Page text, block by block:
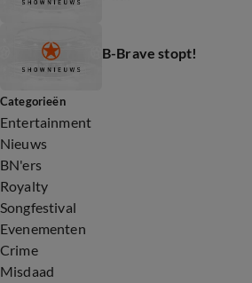
B-Brave stopt!
Categorieën
Entertainment
Nieuws
BN'ers
Royalty
Songfestival
Evenementen
Crime
Misdaad